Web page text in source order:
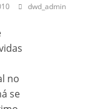
dwd_admin
no
se